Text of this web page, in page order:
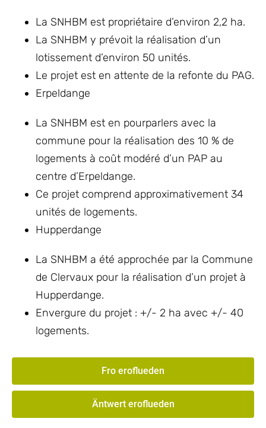
La SNHBM est propriétaire d’environ 2,2 ha.
La SNHBM y prévoit la réalisation d’un
lotissement d’environ 50 unités.
Le projet est en attente de la refonte du PAG.
Erpeldange
La SNHBM est en pourparlers avec la
commune pour la réalisation des 10 % de
logements à coût modéré d’un PAP au
centre d’Erpeldange.
Ce projet comprend approximativement 34
unités de logements.
Hupperdange
La SNHBM a été approchée par la Commune
de Clervaux pour la réalisation d’un projet à
Hupperdange.
Envergure du projet : +/- 2 ha avec +/- 40
logements.
Fro eroflueden
Äntwert eroflueden